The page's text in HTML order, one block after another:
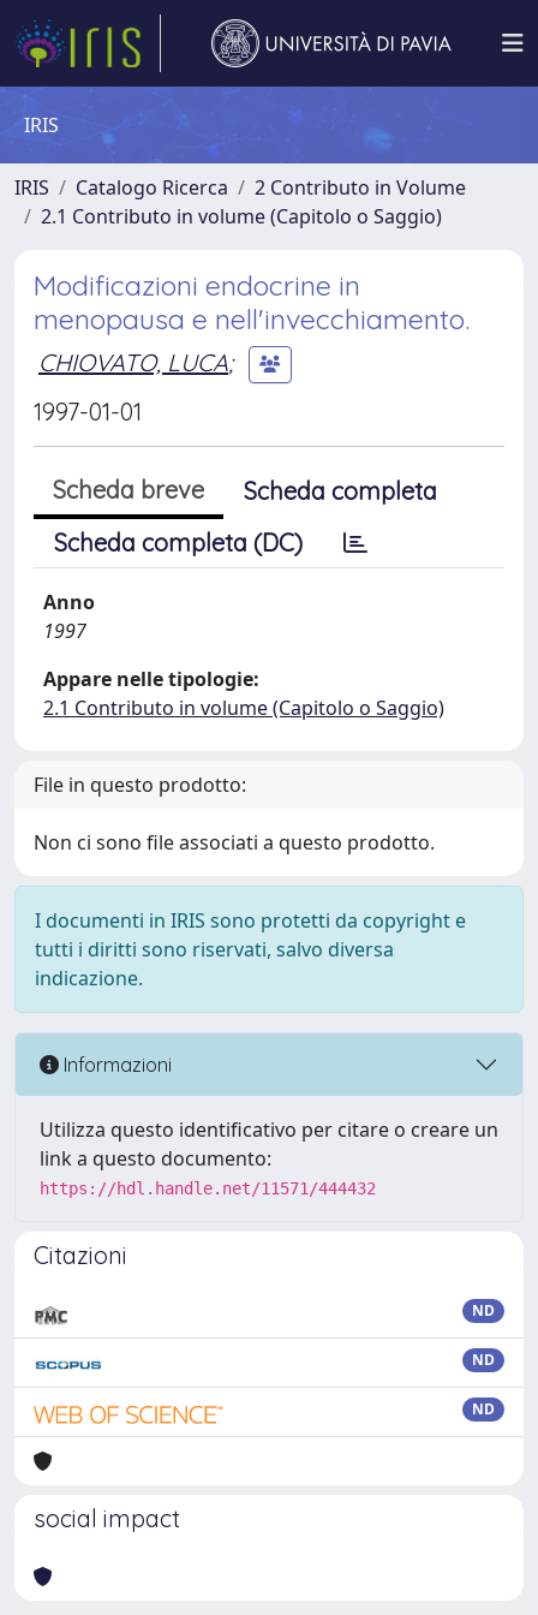
IRIS
IRIS Catalogo Ricerca
2 Contributo in Volume
2.1 Contributo in volume (Capitolo o Saggio)
Modificazioni endocrine in
menopausa e nell'invecchiamento.
CHIOVATO, LUCA;
1997-01-01
Scheda breve
Scheda completa
Scheda completa (DC)
Anno
1997
Appare nelle tipologie:
2.1 Contributo in volume (Capitolo o Saggio)
File in questo prodotto:
Non ci sono file associati a questo prodotto.
I documenti in IRIS sono protetti da copyright e
tutti i diritti sono riservati, salvo diversa
indicazione.
Informazioni
Utilizza questo identificativo per citare o creare un
link a questo documento:
https://hdl.handle.net/11571/444432
Citazioni
ND
ND
ND
social impact